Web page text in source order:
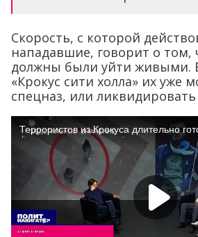
Скорость, с которой
нападавшие, говорит о том,
должны были уйти живыми.
«Крокус сити холла» их уже
спецназ, или